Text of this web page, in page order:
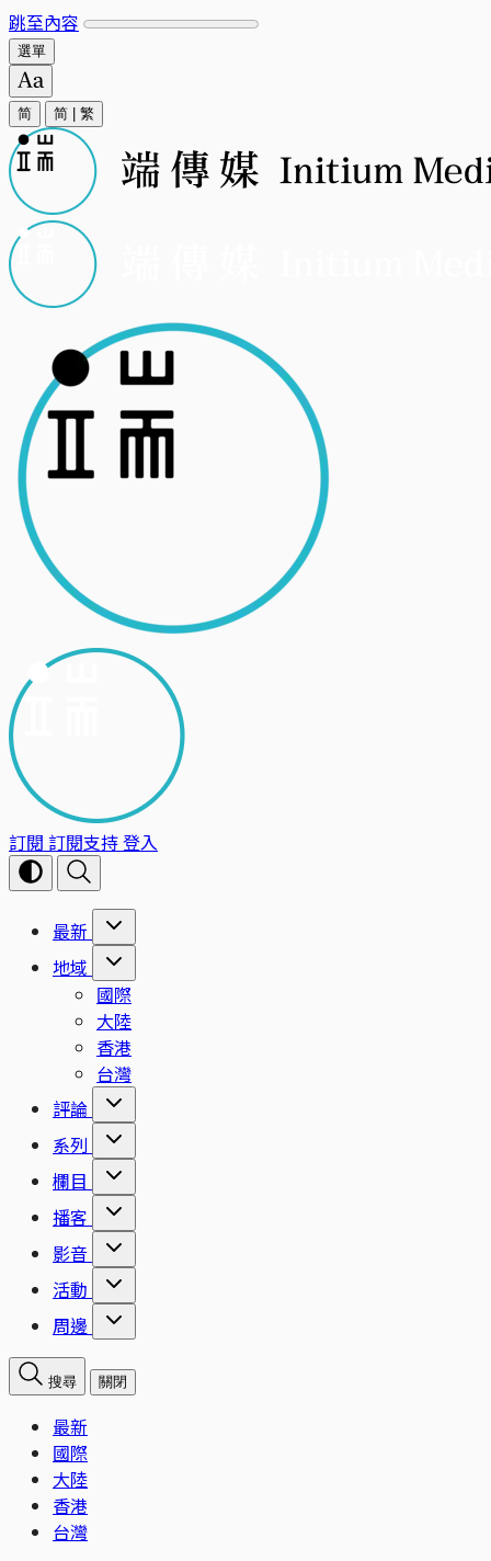
跳至內容
選單
简 简 繁
訂閱 訂閱支持登入
最新
地域
國際
大陸
香港
台灣
評論
系列
欄目
播客
影音
活動
周邊
搜尋 關閉
最新
國際
大陸
香港
台灣